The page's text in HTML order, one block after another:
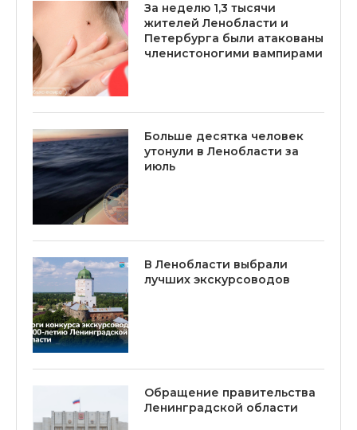
За неделю 1,3 тысячи
жителей Ленобласти и
Петербурга были атакованы
членистоногими вампирами
Больше десятка человек
утонули в Ленобласти за
июль
В Ленобласти выбрали
лучших экскурсоводов
Обращение правительства
Ленинградской области